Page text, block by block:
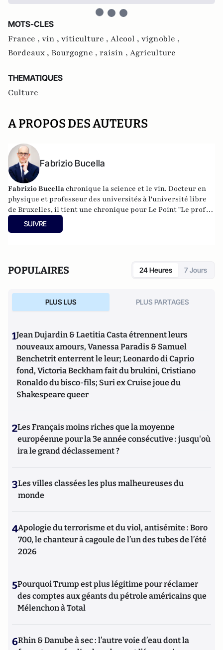
MOTS-CLES
France , vin , viticulture , Alcool , vignoble ,
Bordeaux , Bourgogne , raisin , Agriculture
THEMATIQUES
Culture
A PROPOS DES AUTEURS
Fabrizio Bucella
Fabrizio Bucella chronique la science et le vin. Docteur en
physique et professeur des universités à l'université libre
de Bruxelles, il tient une chronique pour Le Point "Le prof
en liberté". Chaque semaine, on le retrouve dans le poste de
radio et télévision belge de service public (RTBF). Sur les
SUIVRE
POPULAIRES 24 Heures 7 Jours
PLUS LUS PLUS PARTAGES
1Jean Dujardin & Laetitia Casta étrennent leurs
nouveaux amours, Vanessa Paradis & Samuel
Benchetrit enterrent le leur; Leonardo di Caprio
fond, Victoria Beckham fait du brukini, Cristiano
Ronaldo du bisco-fils; Suri ex Cruise joue du
Shakespeare queer
2Les Français moins riches que la moyenne
européenne pour la 3e année consécutive : jusqu'où
ira le grand déclassement ?
3Les villes classées les plus malheureuses du
monde
4Apologie du terrorisme et du viol, antisémite : Boro
700, le chanteur à cagoule de l’un des tubes de l’été
2026
5Pourquoi Trump est plus légitime pour réclamer
des comptes aux géants du pétrole américains que
Mélenchon à Total
6Rhin & Danube à sec : l’autre voie d’eau dont la